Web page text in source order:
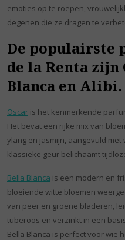
emoties op te roepen,
degenen die ze dragen te
De populairste
de la Renta zijn
Blanca en Alibi.
Oscar is het kenmerkende
Het bevat een rijke mix van
ylang en jasmijn, aangevuld
klassieke geur belichaamt
Bella Blanca is een modern en
bloeiende witte bloemen
van peer en groene bladeren,
tuberoos en verzinkt in een
Bella Blanca is perfect voor wie